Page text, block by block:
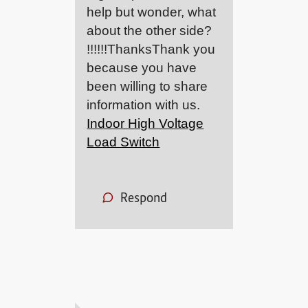
help but wonder, what
about the other side?
!!!!!!ThanksThank you
because you have
been willing to share
information with us.
Indoor High Voltage
Load Switch
Respond